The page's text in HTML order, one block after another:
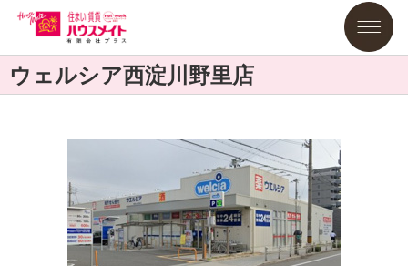
ウェルシア西淀川野里店